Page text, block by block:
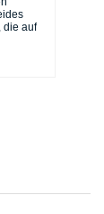
die auf